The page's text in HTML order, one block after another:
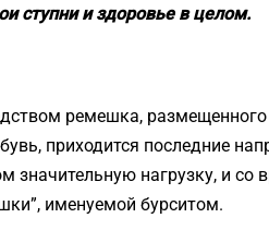
ступни и здоровье в целом.
ремешка,
приходится последние
значительную нагрузку, и со
именуемой бурситом.